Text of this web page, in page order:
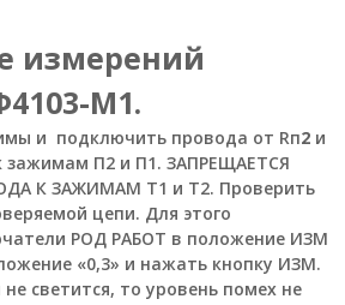
измерений
М1.
и подключить провода от Rп2и
зажимам П2 и П1. ЗАПРЕЩАЕТСЯ
К ЗАЖИМАМ Т1 и Т2. Проверить
цепи. Для этого
РОД РАБОТ в положение ИЗМ
«0,3» и нажать кнопку ИЗМ.
светится, то уровень помех не